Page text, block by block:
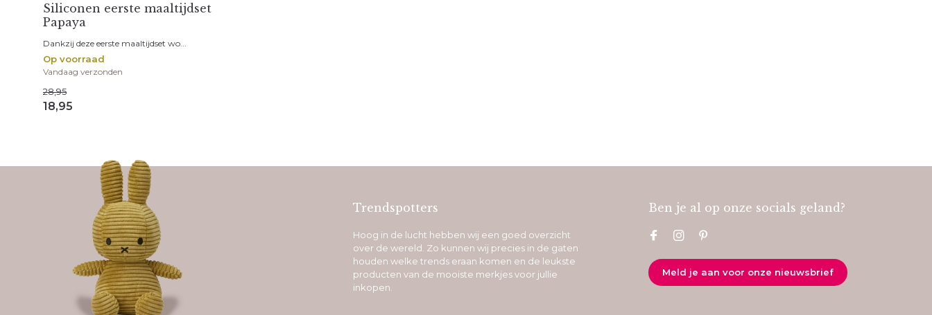
Siliconen eerste maaltijdset
Papaya
Dankzij deze eerste maaltijdset wo...
Op voorraad
Vandaag verzonden
28,95
18,95
Trendspotters
Hoog in de lucht hebben wij een goed overzicht
over de wereld. Zo kunnen wij precies in de gaten
houden welke trends eraan komen en de leukste
producten van de mooiste merkjes voor jullie
inkopen.
Ben je al op onze socials geland?
Meld je aan voor onze nieuwsbrief